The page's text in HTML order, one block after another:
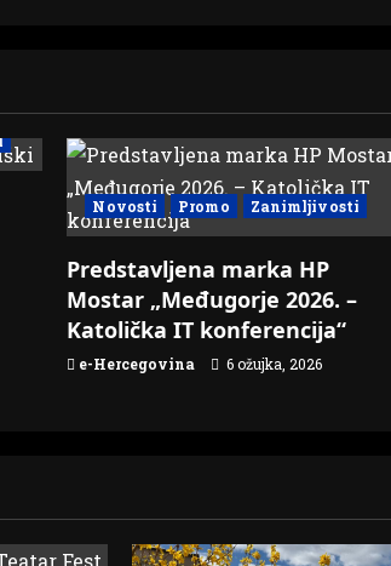
Novosti Promo Zanimljivosti
Predstavljena marka HP
Mostar „Međugorje 2026. –
Katolička IT konferencija“
e-Hercegovina 6 ožujka, 2026